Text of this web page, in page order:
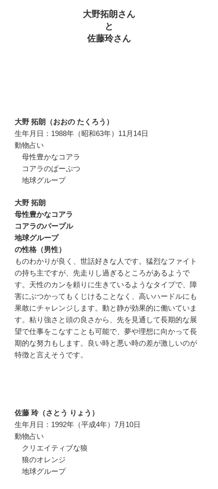
大野拓朗さん
と
佐藤玲さん
大野 拓朗（おおの たくろう）
生年月日：1988年（昭和63年）11月14日
動物占い
母性豊かなコアラ
コアラのぱーぷつ
地球グループ
大野 拓朗
母性豊かなコアラ
コアラのパープル
地球グループ
の性格（男性）
ものわかりが良く、世話好きな人です。猛烈なファイト
の持ち主ですが、先走りし過ぎるところがあるようで
す。天性のカンを頼りに生きているようなタイプで、障
害にぶつかってもくじけることなく、高いハードルにも
果敢にチャレンジします。動と静が効果的に働いていま
す。粘り強さと頭の良さから、先を見通して長期的な展
望で仕事をこなすことも可能で、夢や理想に向かって長
期的な努力もします。良い時と悪い時の差が激しいのが
特徴と言えそうです。
佐藤 玲（さとう りょう）
生年月日：1992年（平成4年）7月10日
動物占い
クリエイティブな狼
狼のオレンジ
地球グループ